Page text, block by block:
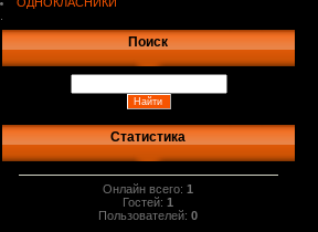
Поиск
Статистика
Онлайн всего:1
Гостей:1
Пользователей:0